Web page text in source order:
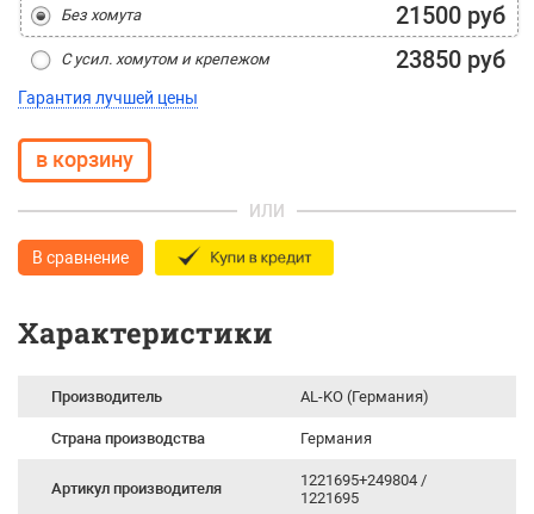
Без хомута 21500 руб
С усил. хомутом и крепежом 23850 руб
Гарантия лучшей цены
ИЛИ
В сравнение
Характеристики
Производитель AL-KO (Германия)
Страна производства Германия
Артикул производителя
1221695+249804 /
1221695